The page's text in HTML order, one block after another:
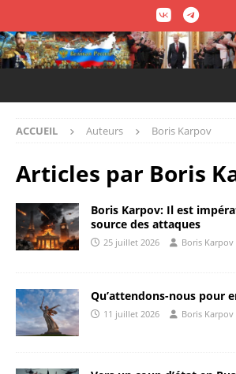
ACCUEIL Auteurs Boris Karpov
Articles par Boris
Boris Karpov: Il est
source des attaques
25 juillet 2026 Boris Karpov
Qu’attendons-nous pour
11 juillet 2026 Boris Karpov